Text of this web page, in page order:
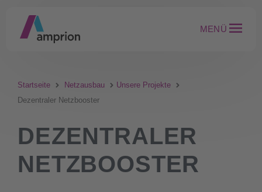
MENÜ
Startseite Netzausbau
Unsere Projekte
Dezentraler Netzbooster
DEZENTRALER
NETZBOOSTER